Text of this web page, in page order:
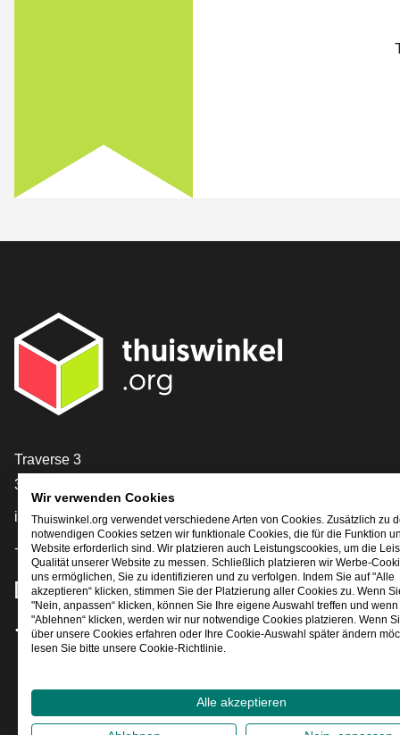
[_General:Contact]
Traverse 3
3905 NL Veenendaal
info@thuiswinkel.org
+31 (0)318 64 85 75
[_General:SocialMediaTitle]
Facebook
X LinkedIn
Instagram
YouTube
Wir verwenden Cookies
Thuiswinkel.org verwendet verschiedene Arten von Cookies. Zusätzlich zu
notwendigen Cookies setzen wir funktionale Cookies, die für die Funktion
Website erforderlich sind. Wir platzieren auch Leistungscookies, um die
Qualität unserer Website zu messen. Schließlich platzieren wir Werbe-
uns ermöglichen, Sie zu identifizieren und zu verfolgen. Indem Sie auf "Alle
akzeptieren“ klicken, stimmen Sie der Platzierung aller Cookies zu. Wenn
"Nein, anpassen“ klicken, können Sie Ihre eigene Auswahl treffen und
"Ablehnen“ klicken, werden wir nur notwendige Cookies platzieren. Wenn
über unsere Cookies erfahren oder Ihre Cookie-Auswahl später ändern
lesen Sie bitte unsere Cookie-Richtlinie.
Alle akzeptieren